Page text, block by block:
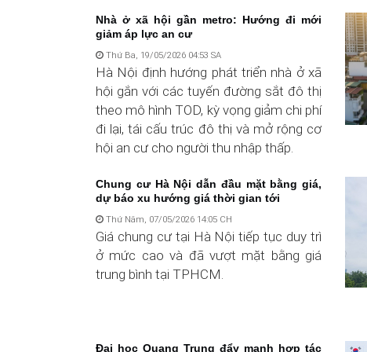
Nhà ở xã hội gần metro: Hướng đi mới
giảm áp lực an cư
Thứ Ba, 19/05/2026 04:53 SA
Hà Nội định hướng phát triển nhà ở xã
hội gắn với các tuyến đường sắt đô thị
theo mô hình TOD, kỳ vọng giảm chi phí
đi lại, tái cấu trúc đô thị và mở rộng cơ
hội an cư cho người thu nhập thấp.
Chung cư Hà Nội dẫn đầu mặt bằng giá,
dự báo xu hướng giá thời gian tới
Thứ Năm, 07/05/2026 14:05 CH
Giá chung cư tại Hà Nội tiếp tục duy trì
ở mức cao và đã vượt mặt bằng giá
trung bình tại TPHCM.
Đại học Quang Trung đẩy mạnh hợp tác